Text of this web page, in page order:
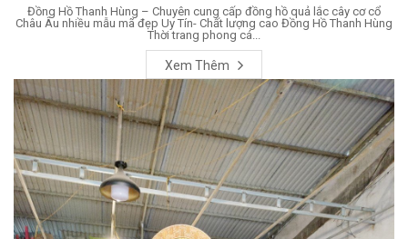
Đồng Hồ Thanh Hùng – Chuyên cung cấp đồng hồ quả lắc cây cơ cổ
Châu Âu nhiều mẫu mã đẹp Uy Tín- Chất lượng cao Đồng Hồ Thanh Hùng
Thời trang phong cá...
Xem Thêm